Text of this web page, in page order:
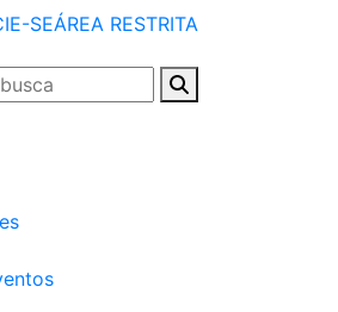
SEÁREA RESTRITA